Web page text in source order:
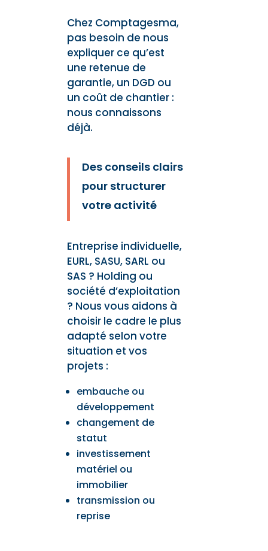
Chez Comptagesma,
pas besoin de nous
expliquer ce qu’est
une retenue de
garantie, un DGD ou
un coût de chantier :
nous connaissons
déjà.
Des conseils clairs
pour structurer
votre activité
Entreprise individuelle,
EURL, SASU, SARL ou
SAS ? Holding ou
société d’exploitation
? Nous vous aidons à
choisir le cadre le plus
adapté selon votre
situation et vos
projets :
embauche ou
développement
changement de
statut
investissement
matériel ou
immobilier
transmission ou
reprise